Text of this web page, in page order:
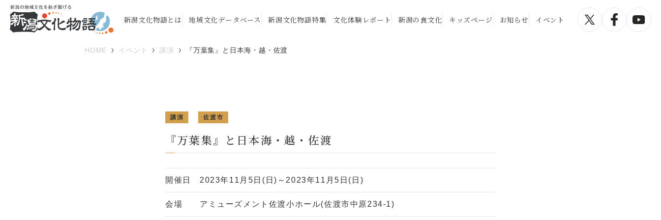
新潟文化物語とは 地域文化データベース 新潟文化物語特集 文化体験レポート 新潟の食文化 キッズページ お知らせ イベント
HOME イベント 講演 『万葉集』と日本海・越・佐渡
講演 佐渡市
『万葉集』と日本海・越・佐渡
開催日 2023年11月5日(日)～2023年11月5日(日)
会場 アミューズメント佐渡小ホール(佐渡市中原234-1)